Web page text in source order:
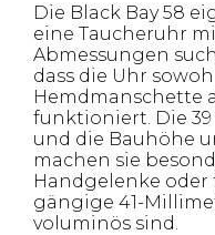
Die Black Bay 58
eine Taucheruhr
Abmessungen
dass die Uhr
Hemdmanschette
funktioniert. Die
und die Bauhöhe
machen sie
Handgelenke oder
gängige 41-
voluminös sind.